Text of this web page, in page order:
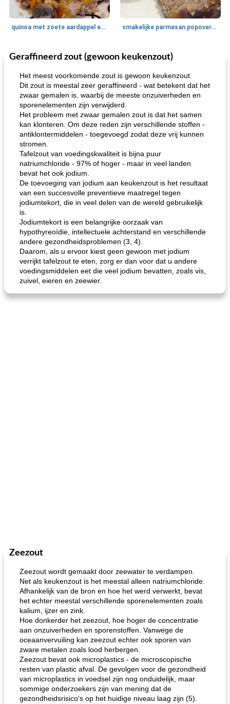
quinoa met zoete aardappel en champignons smakelijke parmesan popovers (gezonder!)
40min
One Dish Meal
gemakkelijke rijst en hamburger een gerecht diner
Soepen, stoofschotels en Chili
Geraffineerd zout (gewoon keukenzout)
Het meest voorkomende zout is gewoon keukenzout.
Dit zout is meestal zeer geraffineerd - wat betekent dat het
zwaar gemalen is, waarbij de meeste onzuiverheden en
sporenelementen zijn verwijderd.
Het probleem met zwaar gemalen zout is dat het samen
kan klonteren. Om deze reden zijn verschillende stoffen -
antiklontermiddelen - toegevoegd zodat deze vrij kunnen
stromen.
Tafelzout van voedingskwaliteit is bijna puur
natriumchloride - 97% of hoger - maar in veel landen
bevat het ook jodium.
De toevoeging van jodium aan keukenzout is het resultaat
van een succesvolle preventieve maatregel tegen
jodiumtekort, die in veel delen van de wereld gebruikelijk
is.
Jodiumtekort is een belangrijke oorzaak van
hypothyreoïdie, intellectuele achterstand en verschillende
andere gezondheidsproblemen (3, 4).
Daarom, als u ervoor kiest geen gewoon met jodium
verrijkt tafelzout te eten, zorg er dan voor dat u andere
voedingsmiddelen eet die veel jodium bevatten, zoals vis,
zuivel, eieren en zeewier.
Zeezout
Zeezout wordt gemaakt door zeewater te verdampen.
Net als keukenzout is het meestal alleen natriumchloride.
Afhankelijk van de bron en hoe het werd verwerkt, bevat
het echter meestal verschillende sporenelementen zoals
kalium, ijzer en zink.
Hoe donkerder het zeezout, hoe hoger de concentratie
aan onzuiverheden en sporenstoffen. Vanwege de
oceaanvervuiling kan zeezout echter ook sporen van
zware metalen zoals lood herbergen.
Zeezout bevat ook microplastics - de microscopische
resten van plastic afval. De gevolgen voor de gezondheid
van microplastics in voedsel zijn nog onduidelijk, maar
sommige onderzoekers zijn van mening dat de
gezondheidsrisico's op het huidige niveau laag zijn (5).